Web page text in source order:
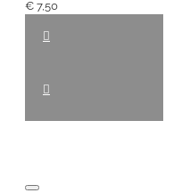
€ 7,50